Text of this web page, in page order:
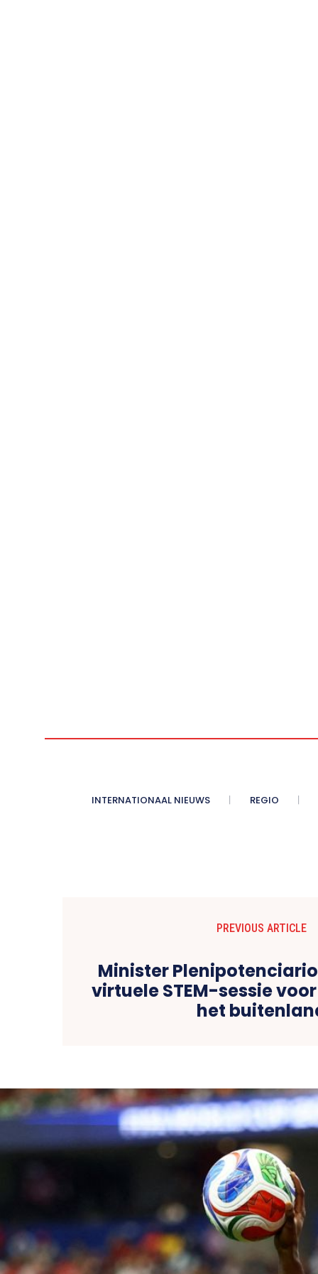
INTERNATIONAAL NIEUWS REGIO
PREVIOUS ARTICLE
Minister
virtuele STEM-sessie
het